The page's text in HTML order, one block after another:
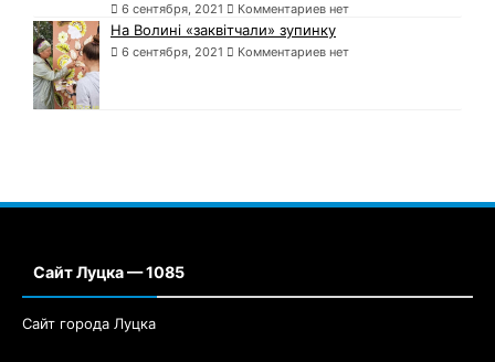
6 сентября, 2021 Комментариев нет
На Волині «заквітчали» зупинку
6 сентября, 2021 Комментариев нет
Сайт Луцка — 1085
Сайт города Луцка